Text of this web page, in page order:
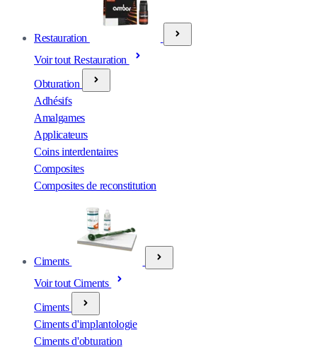
Restauration
Voir tout Restauration
Obturation
Adhésifs
Amalgames
Applicateurs
Coins interdentaires
Composites
Composites de reconstitution
Ciments
Voir tout Ciments
Ciments
Ciments d'implantologie
Ciments d'obturation